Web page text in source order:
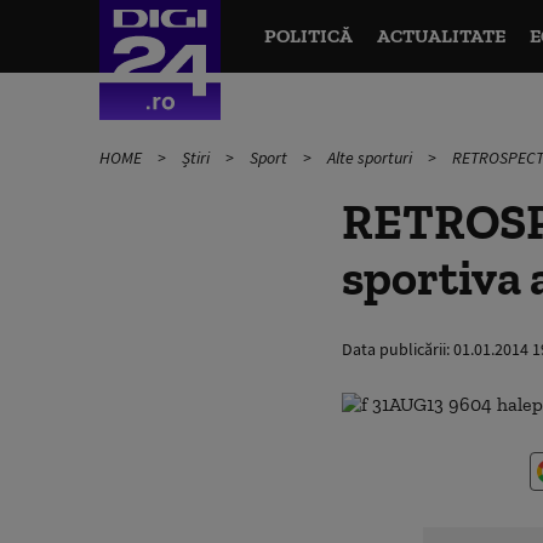
POLITICĂ ACTUALITATE
HOME Știri Sport Alte sporturi
sportiva
Data publicării:01.01.2014